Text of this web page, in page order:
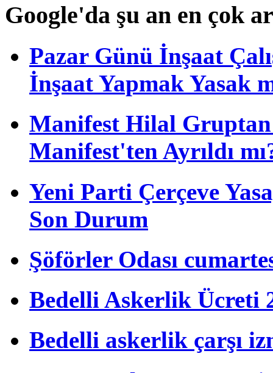
Google'da şu an en çok
Pazar Günü İnşaat
İnşaat Yapmak Yasak
Manifest Hilal Gruptan
Manifest'ten Ayrıldı
Yeni Parti Çerçeve
Son Durum
Şöförler Odası
Bedelli Askerlik Ücreti
Bedelli askerlik çarşı